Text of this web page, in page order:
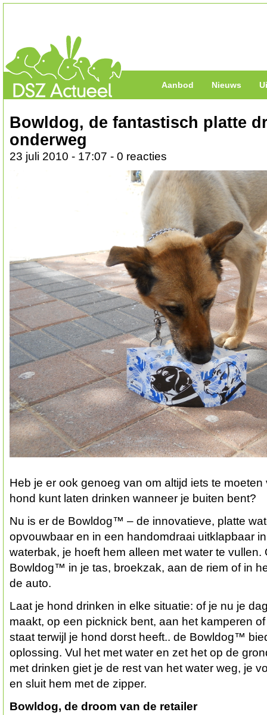
Aanbod Nieuws
Bowldog, de fantastisch platte
onderweg
23 juli 2010 - 17:07 - 0 reacties
Heb je er ook genoeg van om altijd iets te
hond kunt laten drinken wanneer je buiten bent?
Nu is er de Bowldog™ – de innovatieve, platte
opvouwbaar en in een handomdraai uitklapbaar
waterbak, je hoeft hem alleen met water te
Bowldog™ in je tas, broekzak, aan de riem of in
de auto.
Laat je hond drinken in elke situatie: of je nu je
maakt, op een picknick bent, aan het kamperen
staat terwijl je hond dorst heeft.. de Bowldog™
oplossing. Vul het met water en zet het op de
met drinken giet je de rest van het water weg, je
en sluit hem met de zipper.
Bowldog, de droom van de retailer